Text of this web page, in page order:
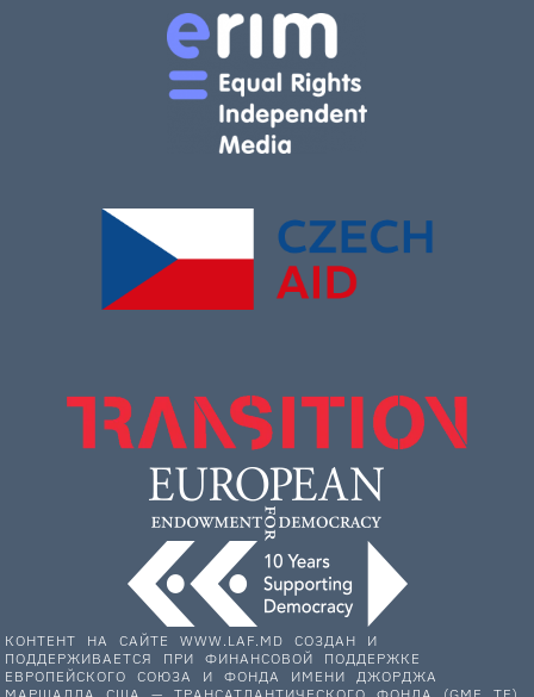
КОНТЕНТ НА САЙТЕ WWW.LAF.MD СОЗДАН И
ПОДДЕРЖИВАЕТСЯ ПРИ ФИНАНСОВОЙ ПОДДЕРЖКЕ
ЕВРОПЕЙСКОГО СОЮЗА И ФОНДА ИМЕНИ ДЖОРДЖА